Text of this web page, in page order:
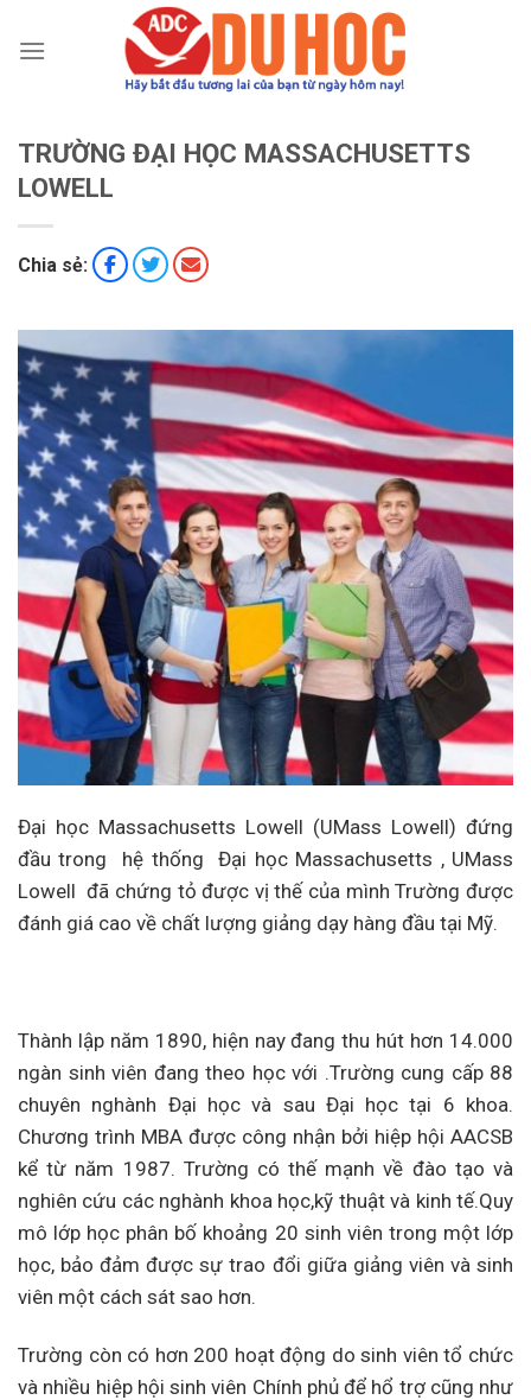
đến
TRƯỜNG ĐẠI HỌC MASSACHUSETTS
LOWELL
Chia sẻ:
Đại học Massachusetts Lowell (UMass Lowell) đứng
đầu trong hệ thống Đại học Massachusetts , UMass
Lowell đã chứng tỏ được vị thế của mình Trường được
đánh giá cao về chất lượng giảng dạy hàng đầu tại Mỹ.
Thành lập năm 1890, hiện nay đang thu hút hơn 14.000
ngàn sinh viên đang theo học với .Trường cung cấp 88
chuyên nghành Đại học và sau Đại học tại 6 khoa.
Chương trình MBA được công nhận bởi hiệp hội AACSB
kể từ năm 1987. Trường có thế mạnh về đào tạo và
nghiên cứu các nghành khoa học,kỹ thuật và kinh tế.Quy
mô lớp học phân bố khoảng 20 sinh viên trong một lớp
học, bảo đảm được sự trao đổi giữa giảng viên và sinh
viên một cách sát sao hơn.
Trường còn có hơn 200 hoạt động do sinh viên tổ chức
và nhiều hiệp hội sinh viên Chính phủ để hổ trợ cũng như